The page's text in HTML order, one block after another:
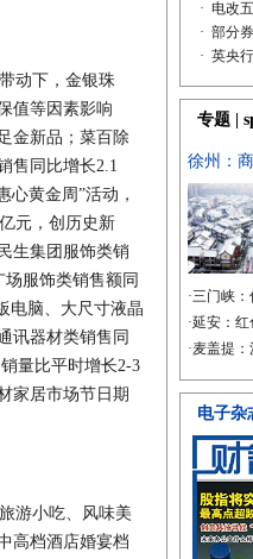
动下，金银珠
值等因素影响
金新品；菜百除
售同比增长2.1
心黄金周”活动，
元，创历史新
生集团服饰类销
服饰类销售额同
电脑、大尺寸液晶
讯器材类销售同
量比平时增长2-3
家居市场节日期
游小吃、风味美
高档酒店婚宴档